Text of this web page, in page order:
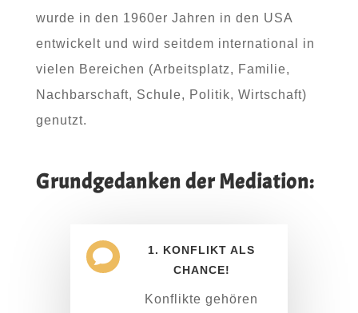
wurde in den 1960er Jahren in den USA
entwickelt und wird seitdem international in
vielen Bereichen (Arbeitsplatz, Familie,
Nachbarschaft, Schule, Politik, Wirtschaft)
genutzt.
Grundgedanken der Mediation:

1. KONFLIKT ALS
CHANCE!
Konflikte gehören